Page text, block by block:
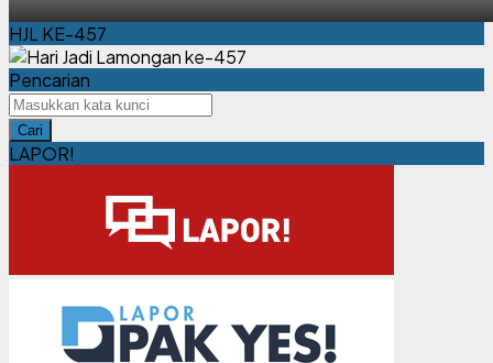
HJL KE-457
Pencarian
Cari
LAPOR!